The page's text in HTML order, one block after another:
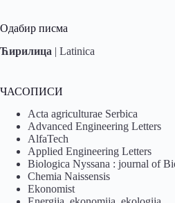
Одабир писма
Ћирилица | Latinica
ЧАСОПИСИ
Acta agriculturae Serbica
Advanced Engineering Letters
AlfaTech
Applied Engineering Letters
Biologica Nyssana : journal of
Chemia Naissensis
Ekonomist